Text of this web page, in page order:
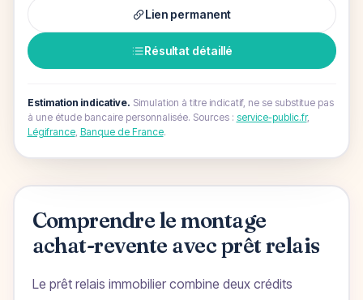
Lien permanent
Résultat détaillé
Estimation indicative. Simulation à titre indicatif, ne se substitue pas
à une étude bancaire personnalisée. Sources : service-public.fr,
Légifrance, Banque de France.
Comprendre le montage
achat-revente avec prêt relais
Le prêt relais immobilier combine deux crédits